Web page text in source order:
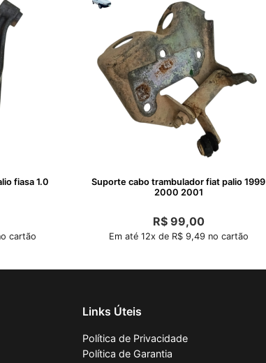
fiasa 1.0
cartão
Suporte cabo trambulador fiat palio 1999
2000 2001
R$99,00
Em até 12x de R$ 9,49 no cartão
Links Úteis
Política de Privacidade
Política de Garantia